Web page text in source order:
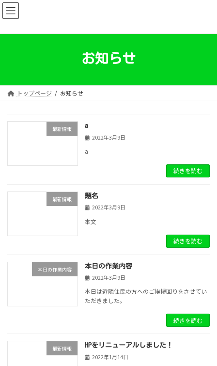
コ
ン
ン
ナ
ビ
ー
お知らせ
トップページ お知らせ
最新情報 a
2022年3月9日
a
続きを読む
最新情報 題名
2022年3月9日
本文
続きを読む
本日の作業内容 本日の作業内容
2022年3月9日
本日は近隣住民の方へのご挨拶回りをさせてい
ただきました。
続きを読む
最新情報 HPをリニューアルしました！
2022年1月14日